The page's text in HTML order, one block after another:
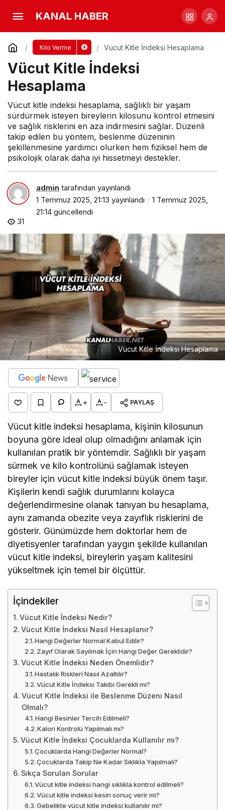
KANAL HABER
Kilo Verme Vücut Kitle İndeksi Hesaplama
Vücut Kitle İndeksi
Hesaplama
Vücut kitle indeksi hesaplama, sağlıklı bir yaşam
sürdürmek isteyen bireylerin kilosunu kontrol etmesini
ve sağlık risklerini en aza indirmesini sağlar. Düzenli
takip edilen bu yöntem, beslenme düzeninin
şekillenmesine yardımcı olurken hem fiziksel hem de
psikolojik olarak daha iyi hissetmeyi destekler.
admin tarafından yayınlandı
1 Temmuz 2025, 21:13 yayınlandı
1 Temmuz 2025,
21:14 güncellendi
31
Vücut Kitle İndeksi Hesaplama
+ - PAYLAŞ
Vücut kitle indeksi hesaplama, kişinin kilosunun
boyuna göre ideal olup olmadığını anlamak için
kullanılan pratik bir yöntemdir. Sağlıklı bir yaşam
sürmek ve kilo kontrolünü sağlamak isteyen
bireyler için vücut kitle indeksi büyük önem taşır.
Kişilerin kendi sağlık durumlarını kolayca
değerlendirmesine olanak tanıyan bu hesaplama,
aynı zamanda obezite veya zayıflık risklerini de
gösterir. Günümüzde hem doktorlar hem de
diyetisyenler tarafından yaygın şekilde kullanılan
vücut kitle indeksi, bireylerin yaşam kalitesini
yükseltmek için temel bir ölçüttür.
İçindekiler
Vücut Kitle İndeksi Nedir?
Vücut Kitle İndeksi Nasıl Hesaplanır?
Hangi Değerler Normal Kabul Edilir?
Zayıf Olarak Sayılmak İçin Hangi Değer Gereklidir?
Vücut Kitle İndeksi Neden Önemlidir?
Hastalık Riskleri Nasıl Azaltılır?
Vücut Kitle İndeksi Takibi Gerekli mi?
Vücut Kitle İndeksi ile Beslenme Düzeni Nasıl
Olmalı?
Hangi Besinler Tercih Edilmeli?
Kalori Kontrolü Yapılmalı mı?
Vücut Kitle İndeksi Çocuklarda Kullanılır mı?
Çocuklarda Hangi Değerler Normal?
Çocuklarda Takip Ne Kadar Sıklıkla Yapılmalı?
Sıkça Sorulan Sorular
Vücut kitle indeksi hangi sıklıkla kontrol edilmeli?
Vücut kitle indeksi kesin sonuç verir mi?
Gebelikte vücut kitle indeksi kullanılır mı?
Vücut Kitle İndeksi Hesaplama
Yorum Yap